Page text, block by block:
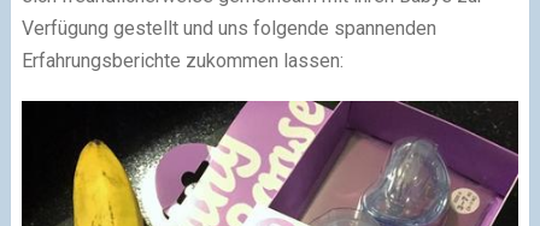
Verfügung gestellt und uns folgende spannenden
Erfahrungsberichte zukommen lassen: